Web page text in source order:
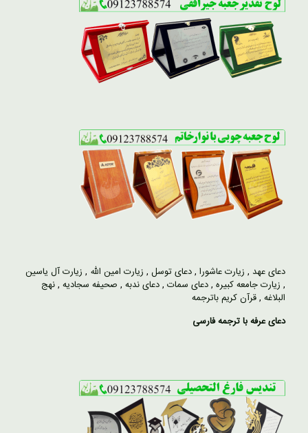
دعای عهد , زیارت عاشورا ,دعای توسل , زیارت امین الله , زیارت آل یاسین
, زیارت جامعه کبیره ,دعای سمات ,دعای ندبه , صحیفه سجادیه ,نهج
البلاغه ,قرآن کریم باترجمه
دعای عرفه با ترجمه فارسی